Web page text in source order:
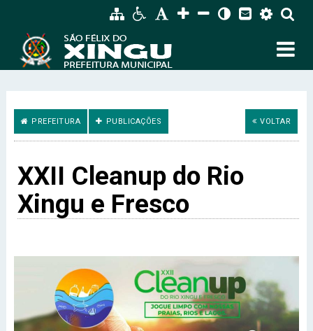
PREFEITURA PUBLICAÇÕES VOLTAR
XXII Cleanup do Rio
Xingu e Fresco